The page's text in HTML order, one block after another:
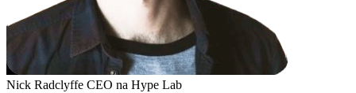
Nick Radclyffe CEO na Hype Lab